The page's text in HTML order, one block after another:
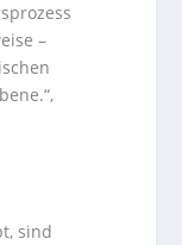
–
sind